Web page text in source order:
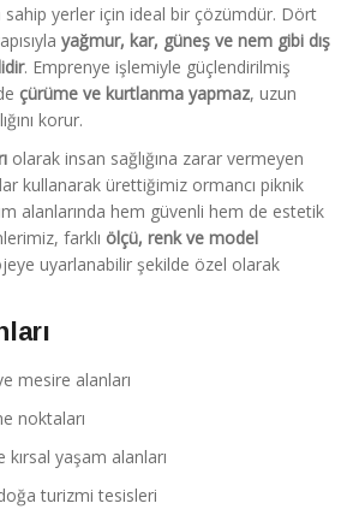
sahip yerler için ideal bir çözümdür. Dört
yağmur, kar, güneş ve nem gibi dış
. Emprenye işlemiyle güçlendirilmiş
çürüme ve kurtlanma yapmaz, uzun
korur.
olarak insan sağlığına zarar vermeyen
kullanarak ürettiğimiz ormancı piknik
alanlarında hem güvenli hem de estetik
farklı ölçü, renk ve model
uyarlanabilir şekilde özel olarak
mesire alanları
noktaları
kırsal yaşam alanları
turizmi tesisleri